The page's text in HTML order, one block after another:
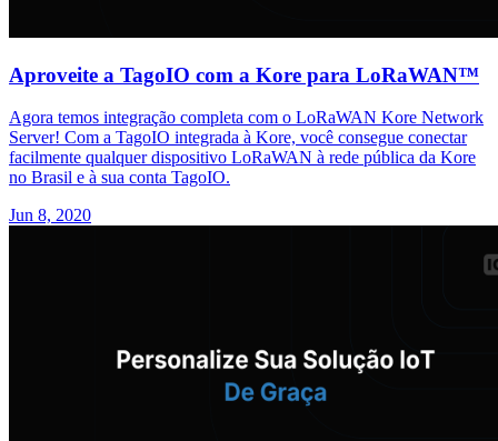
Aproveite a TagoIO com a Kore para LoRaWAN™
Agora temos integração completa com o LoRaWAN Kore Network
Server! Com a TagoIO integrada à Kore, você consegue conectar
facilmente qualquer dispositivo LoRaWAN à rede pública da Kore
no Brasil e à sua conta TagoIO.
Jun 8, 2020